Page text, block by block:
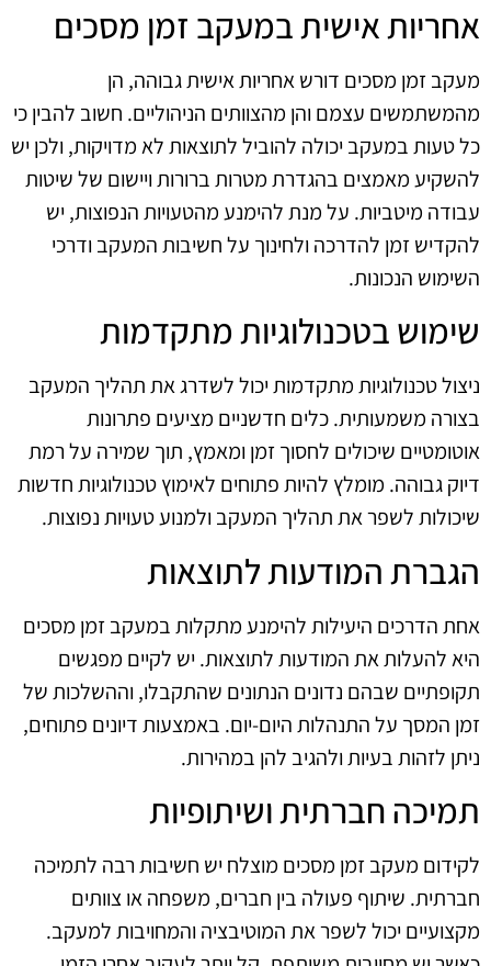
אחריות אישית במעקב זמן מסכים
מעקב זמן מסכים דורש אחריות אישית גבוהה, הן
מהמשתמשים עצמם והן מהצוותים הניהוליים. חשוב להבין כי
כל טעות במעקב יכולה להוביל לתוצאות לא מדויקות, ולכן יש
להשקיע מאמצים בהגדרת מטרות ברורות ויישום של שיטות
עבודה מיטביות. על מנת להימנע מהטעויות הנפוצות, יש
להקדיש זמן להדרכה ולחינוך על חשיבות המעקב ודרכי
השימוש הנכונות.
שימוש בטכנולוגיות מתקדמות
ניצול טכנולוגיות מתקדמות יכול לשדרג את תהליך המעקב
בצורה משמעותית. כלים חדשניים מציעים פתרונות
אוטומטיים שיכולים לחסוך זמן ומאמץ, תוך שמירה על רמת
דיוק גבוהה. מומלץ להיות פתוחים לאימוץ טכנולוגיות חדשות
שיכולות לשפר את תהליך המעקב ולמנוע טעויות נפוצות.
הגברת המודעות לתוצאות
אחת הדרכים היעילות להימנע מתקלות במעקב זמן מסכים
היא להעלות את המודעות לתוצאות. יש לקיים מפגשים
תקופתיים שבהם נדונים הנתונים שהתקבלו, וההשלכות של
זמן המסך על התנהלות היום-יום. באמצעות דיונים פתוחים,
ניתן לזהות בעיות ולהגיב להן במהירות.
תמיכה חברתית ושיתופיות
לקידום מעקב זמן מסכים מוצלח יש חשיבות רבה לתמיכה
חברתית. שיתוף פעולה בין חברים, משפחה או צוותים
מקצועיים יכול לשפר את המוטיבציה והמחויבות למעקב.